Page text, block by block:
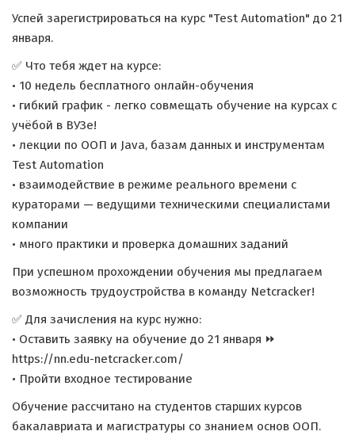
Успей зарегистрироваться на курс "Test Automation" до 21
января.
✅ Что тебя ждет на курсе:
• 10 недель бесплатного онлайн-обучения
• гибкий график - легко совмещать обучение на курсах с
учёбой в ВУЗе!
• лекции по ООП и Java, базам данных и инструментам
Test Automation
• взаимодействие в режиме реального времени с
кураторами — ведущими техническими специалистами
компании
• много практики и проверка домашних заданий
При успешном прохождении обучения мы предлагаем
возможность трудоустройства в команду Netcracker!
✅ Для зачисления на курс нужно:
• Оставить заявку на обучение до 21 января ⏩
https://nn.edu-netcracker.com/
• Пройти входное тестирование
Обучение рассчитано на студентов старших курсов
бакалавриата и магистратуры со знанием основ ООП.